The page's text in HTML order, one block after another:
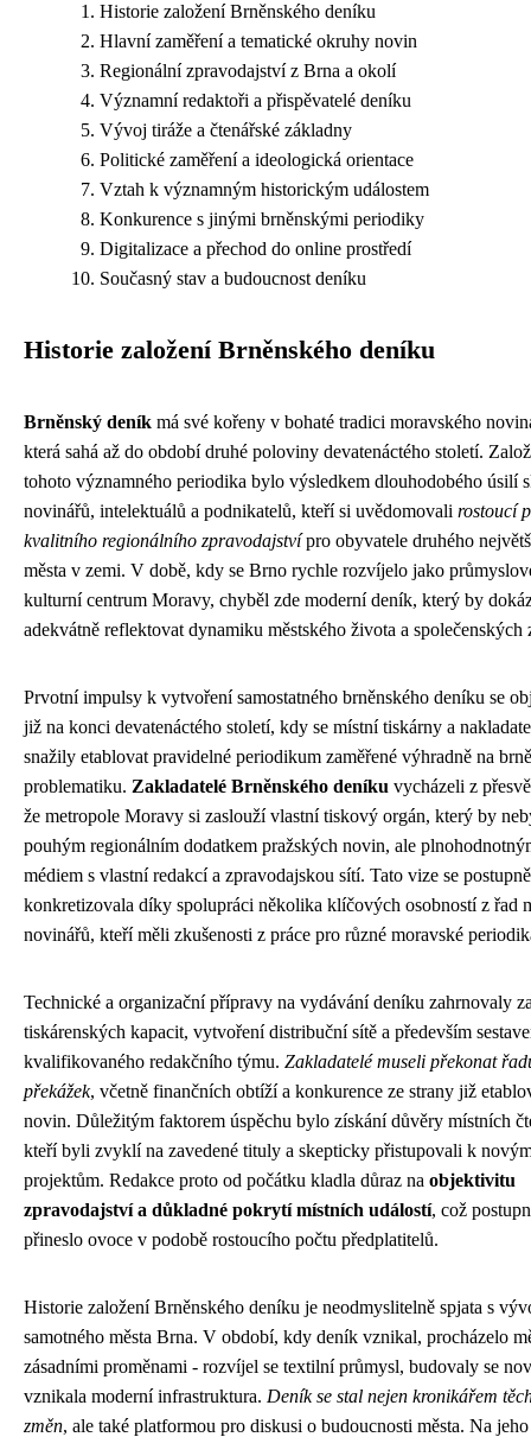
Historie založení Brněnského deníku
Hlavní zaměření a tematické okruhy novin
Regionální zpravodajství z Brna a okolí
Významní redaktoři a přispěvatelé deníku
Vývoj tiráže a čtenářské základny
Politické zaměření a ideologická orientace
Vztah k významným historickým událostem
Konkurence s jinými brněnskými periodiky
Digitalizace a přechod do online prostředí
Současný stav a budoucnost deníku
Historie založení Brněnského deníku
Brněnský deník má své kořeny v bohaté tradici moravského
která sahá až do období druhé poloviny devatenáctého století.
tohoto významného periodika bylo výsledkem dlouhodobého úsilí
novinářů, intelektuálů a podnikatelů, kteří si uvědomovali rostoucí
kvalitního regionálního zpravodajstvípro obyvatele druhého
města v zemi. V době, kdy se Brno rychle rozvíjelo jako
kulturní centrum Moravy, chyběl zde moderní deník, který by
adekvátně reflektovat dynamiku městského života a společenských
Prvotní impulsy k vytvoření samostatného brněnského deníku se
již na konci devatenáctého století, kdy se místní tiskárny a
snažily etablovat pravidelné periodikum zaměřené výhradně na
problematiku. Zakladatelé Brněnského deníku vycházeli z
že metropole Moravy si zaslouží vlastní tiskový orgán, který by
pouhým regionálním dodatkem pražských novin, ale
médiem s vlastní redakcí a zpravodajskou sítí. Tato vize se postupně
konkretizovala díky spolupráci několika klíčových osobností z řad
novinářů, kteří měli zkušenosti z práce pro různé moravské
Technické a organizační přípravy na vydávání deníku zahrnovaly
tiskárenských kapacit, vytvoření distribuční sítě a především
kvalifikovaného redakčního týmu. Zakladatelé museli překonat
překážek, včetně finančních obtíží a konkurence ze strany již
novin. Důležitým faktorem úspěchu bylo získání důvěry místních
kteří byli zvyklí na zavedené tituly a skepticky přistupovali k
projektům. Redakce proto od počátku kladla důraz na objektivitu
zpravodajství a důkladné pokrytí místních událostí, což
přineslo ovoce v podobě rostoucího počtu předplatitelů.
Historie založení Brněnského deníku je neodmyslitelně spjata s
samotného města Brna. V období, kdy deník vznikal, procházelo
zásadními proměnami - rozvíjel se textilní průmysl, budovaly se
vznikala moderní infrastruktura. Deník se stal nejen kronikářem
změn, ale také platformou pro diskusi o budoucnosti města. Na jeho